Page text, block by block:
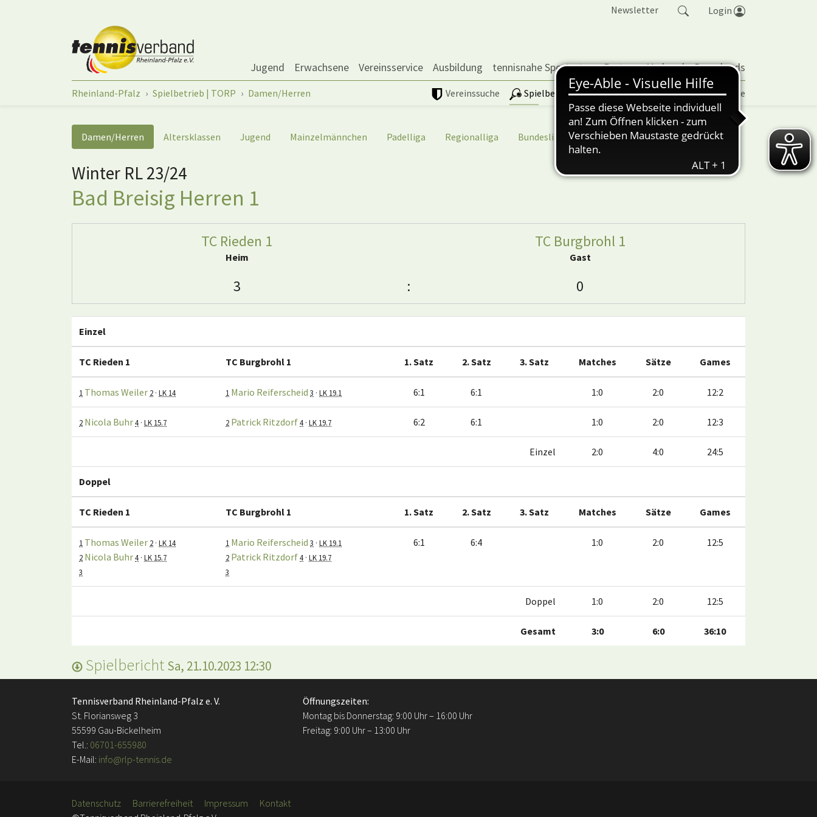
Newsletter Login
Jugend Erwachsene Vereinsservice Ausbildung tennisnahe Sportarten Partner Verband Downloads
Vereinssuche Spielbetrieb | TORP Vereinspokal Turniere
Sie sind hier:
Rheinland-Pfalz Spielbetrieb | TORP Damen/Herren
Damen/Herren Altersklassen Jugend Mainzelmännchen Padelliga Regionalliga Bundesliga nuScore
Winter RL 23/24
Bad Breisig Herren 1
TC Rieden 1
Heim
TC Burgbrohl 1
Gast
3 : 0
Einzel
TC Rieden 1 TC Burgbrohl 1 1. Satz 2. Satz 3. Satz Matches Sätze Games
1 Thomas Weiler 2 · LK 14 1 Mario Reiferscheid 3 · LK 19.1 6:1 6:1 1:0 2:0 12:2
2 Nicola Buhr4 · LK 15.7 2 Patrick Ritzdorf4 · LK 19.7 6:2 6:1 1:0 2:0 12:3
Einzel 2:0 4:0 24:5
Doppel
TC Rieden 1 TC Burgbrohl 1 1. Satz 2. Satz 3. Satz Matches Sätze Games
1 Thomas Weiler 2 · LK 14
2 Nicola Buhr4 · LK 15.7
3
1 Mario Reiferscheid 3 · LK 19.1
2 Patrick Ritzdorf4 · LK 19.7
3
6:1 6:4 1:0 2:0 12:5
Doppel 1:0 2:0 12:5
Gesamt 3:0 6:0 36:10
Spielbericht Sa, 21.10.2023 12:30
Tennisverband Rheinland-Pfalz e. V.
St. Floriansweg 3
55599 Gau-Bickelheim
Tel.: 06701-655980
E-Mail: info@rlp-tennis.de
Öffnungszeiten:
Montag bis Donnerstag: 9:00 Uhr – 16:00 Uhr
Freitag: 9:00 Uhr – 13:00 Uhr
Datenschutz Barrierefreiheit Impressum
Kontakt